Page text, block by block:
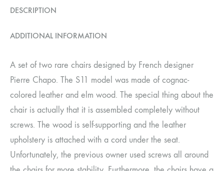
DESCRIPTION
ADDITIONAL INFORMATION
A set of two rare chairs designed by French designer
Pierre Chapo. The S11 model was made of cognac-
colored leather and elm wood. The special thing about the
chair is actually that it is assembled completely without
screws. The wood is self-supporting and the leather
upholstery is attached with a cord under the seat.
Unfortunately, the previous owner used screws all around